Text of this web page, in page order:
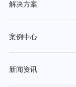
解决方案
案例中心
新闻资讯